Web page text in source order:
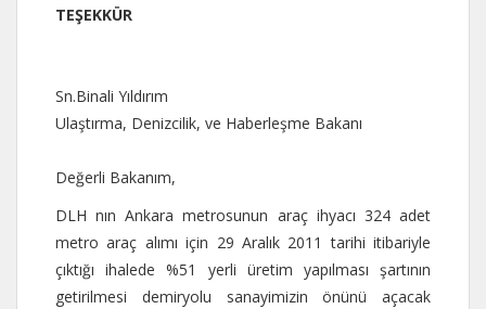
TEŞEKKÜR
Sn.Binali Yıldırım
Ulaştırma, Denizcilik, ve Haberleşme Bakanı
Değerli Bakanım,
DLH nın Ankara metrosunun araç ihyacı 324 adet
metro araç alımı için 29 Aralık 2011 tarihi itibariyle
çıktığı ihalede %51 yerli üretim yapılması şartının
getirilmesi demiryolu sanayimizin önünü açacak